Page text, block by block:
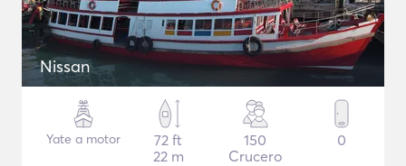
Nissan
Yate a motor
72 ft
22 m
150
Crucero
0